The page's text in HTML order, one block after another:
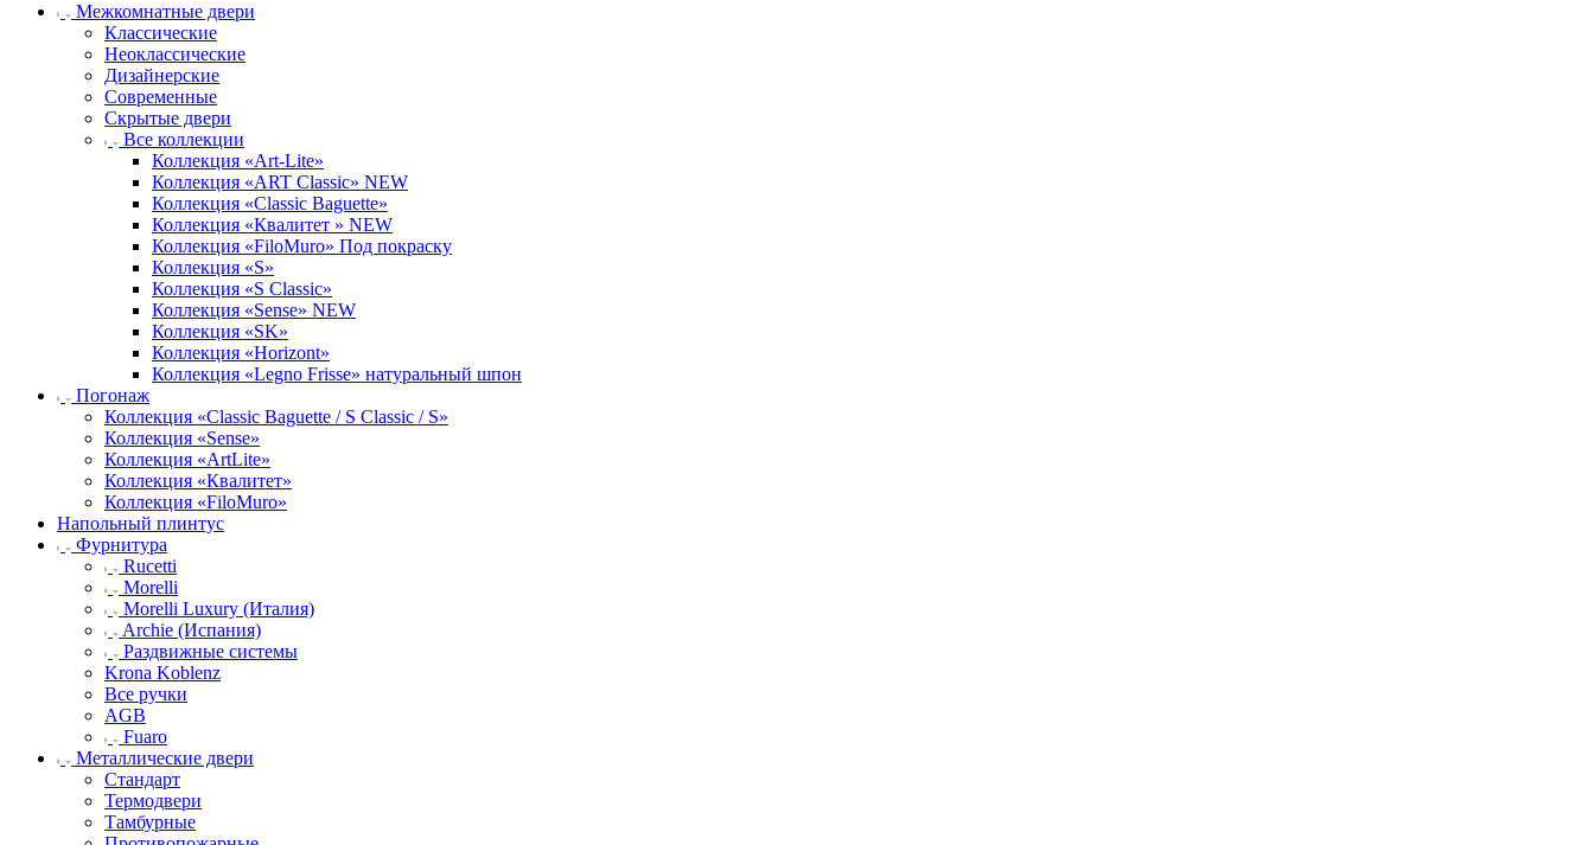
Межкомнатные двери
Классические
Неоклассические
Дизайнерские
Современные
Скрытые двери
Все коллекции
Коллекция «Art-Lite»
Коллекция «ART Classic» NEW
Коллекция «Classic Baguette»
Коллекция «Квалитет » NEW
Коллекция «FiloMuro» Под покраску
Коллекция «S»
Коллекция «S Classic»
Коллекция «Sense» NEW
Коллекция «SK»
Коллекция «Horizont»
Коллекция «Legno Frisse» натуральный шпон
Погонаж
Коллекция «Classic Baguette / S Classic / S»
Коллекция «Sense»
Коллекция «ArtLite»
Коллекция «Квалитет»
Коллекция «FiloMuro»
Напольный плинтус
Фурнитура
Rucetti
Morelli
Morelli Luxury (Италия)
Archie (Испания)
Раздвижные системы
Krona Koblenz
Все ручки
AGB
Fuaro
Металлические двери
Стандарт
Термодвери
Тамбурные